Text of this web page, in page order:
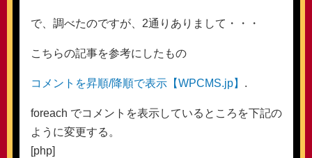
で、調べたのですが、2通りありまして・・・
こちらの記事を参考にしたもの
コメントを昇順/降順で表示【WPCMS.jp】 .
foreach でコメントを表示しているところを下記の
ように変更する。
[php]